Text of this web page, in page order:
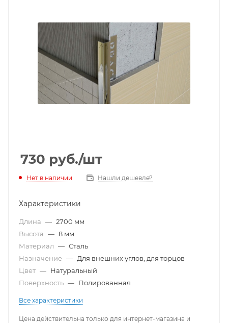
730 руб./шт
Нет в наличии Нашли дешевле?
Характеристики
Длина — 2700 мм
Высота — 8 мм
Материал — Сталь
Назначение — Для внешних углов, для торцов
Цвет — Натуральный
Поверхность — Полированная
Все характеристики
Цена действительна только для интернет-магазина и